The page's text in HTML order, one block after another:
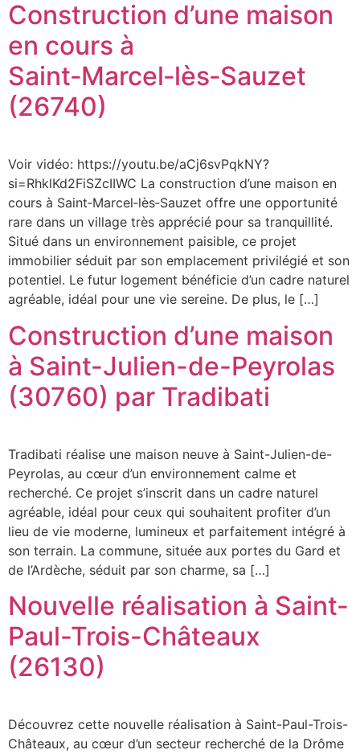
Construction d’une maison
en cours à
Saint‑Marcel‑lès‑Sauzet
(26740)
Voir vidéo: https://youtu.be/aCj6svPqkNY?
si=RhklKd2FiSZcIIWC La construction d’une maison en
cours à Saint‑Marcel‑lès‑Sauzet offre une opportunité
rare dans un village très apprécié pour sa tranquillité.
Situé dans un environnement paisible, ce projet
immobilier séduit par son emplacement privilégié et son
potentiel. Le futur logement bénéficie d’un cadre naturel
agréable, idéal pour une vie sereine. De plus, le […]
Construction d’une maison
à Saint-Julien-de-Peyrolas
(30760) par Tradibati
Tradibati réalise une maison neuve à Saint-Julien-de-
Peyrolas, au cœur d’un environnement calme et
recherché. Ce projet s’inscrit dans un cadre naturel
agréable, idéal pour ceux qui souhaitent profiter d’un
lieu de vie moderne, lumineux et parfaitement intégré à
son terrain. La commune, située aux portes du Gard et
de l’Ardèche, séduit par son charme, sa […]
Nouvelle réalisation à Saint-
Paul-Trois-Châteaux
(26130)
Découvrez cette nouvelle réalisation à Saint-Paul-Trois-
Châteaux, au cœur d’un secteur recherché de la Drôme